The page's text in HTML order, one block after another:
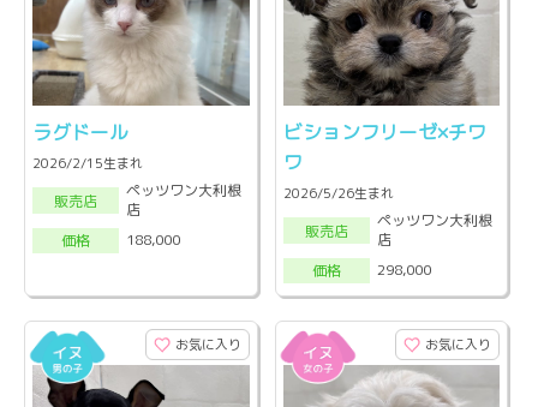
ラグドール
2026/2/15生まれ
販売店
ペッツワン大利根
店
価格
188,000
ビションフリーゼ×チワ
ワ
2026/5/26生まれ
販売店
ペッツワン大利根
店
価格
298,000
お気に入り お気に入り